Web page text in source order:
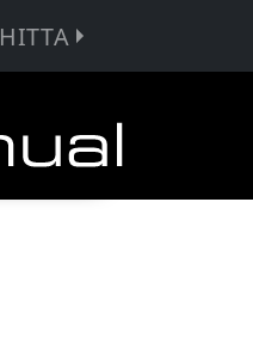
HITTA